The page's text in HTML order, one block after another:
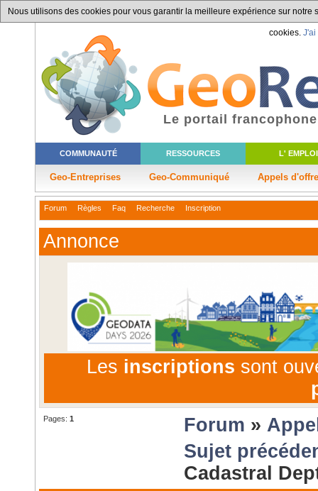
Nous utilisons des cookies pour vous garantir la meilleure expérience sur
cookies. J'ai
COMMUNAUTÉ RESSOURCES L' EMPLOI
Geo-Entreprises Geo-Communiqué Appels
Le portail
Forum Règles Faq Recherche Inscription
Annonce
Les inscriptions sont
Pages: 1 Forum »
Sujet
Cadastral